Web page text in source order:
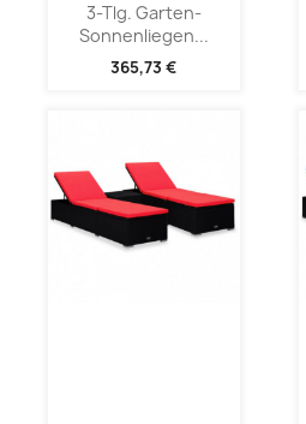
3-Tlg. Garten-
Sonnenliegen...
365,73 €